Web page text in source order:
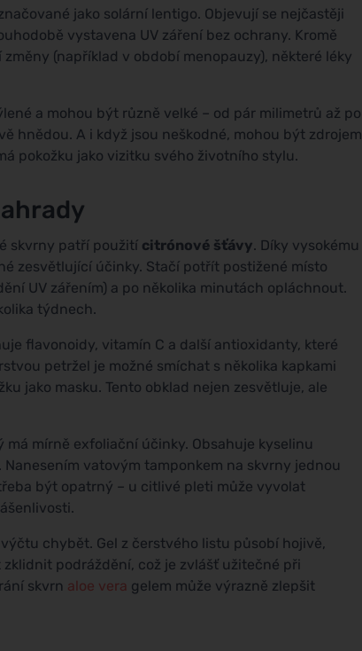
jako solární lentigo. Objevují se nejčastěji
vystavena UV záření bez ochrany. Kromě
(například v období menopauzy), některé léky
a mohou být různě velké – od pár milimetrů až po
hnědou. A i když jsou neškodné, mohou být zdrojem
pokožku jako vizitku svého životního stylu.
skvrny patří použití citrónové šťávy. Díky vysokému
zesvětlující účinky. Stačí potřít postižené místo
UV zářením) a po několika minutách opláchnout.
týdnech.
flavonoidy, vitamín C a další antioxidanty, které
petržel je možné smíchat s několika kapkami
jako masku. Tento obklad nejen zesvětluje, ale
má mírně exfoliační účinky. Obsahuje kyselinu
vatovým tamponkem na skvrny jednou
být opatrný – u citlivé pleti může vyvolat
chybět. Gel z čerstvého listu působí hojivě,
podráždění, což je zvlášť užitečné při
skvrn aloe vera gelem může výrazně zlepšit